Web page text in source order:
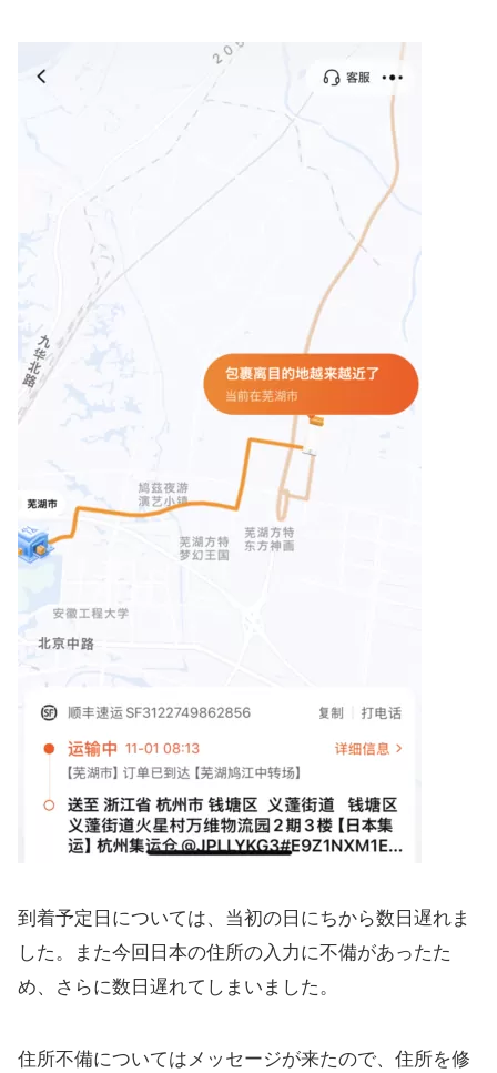
到着予定日については、当初の日にちから数日遅れま
した。また今回日本の住所の入力に不備があったた
め、さらに数日遅れてしまいました。
住所不備についてはメッセージが来たので、住所を修